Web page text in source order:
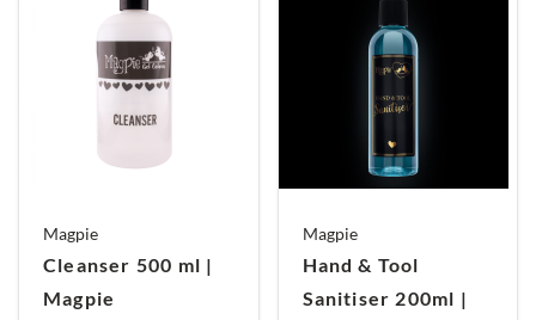
Magpie
Cleanser 500 ml |
Magpie
Magpie
Hand & Tool
Sanitiser 200ml |